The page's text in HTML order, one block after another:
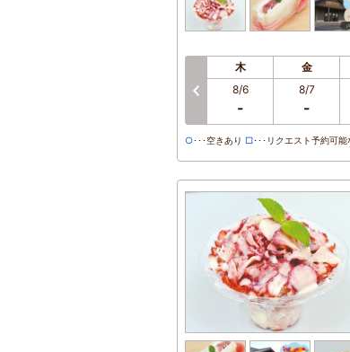
木 金
8/6
-
8/7
-
○･･･空きあり □･･･リクエスト予約可